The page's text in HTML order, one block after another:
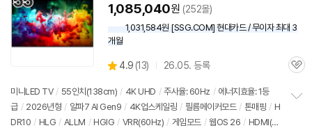
1,085,040원 (252몰)
1,031,584원 [SSG.COM] 현대카드 / 무이자 최대 3
개월
별
점
4.9 (상
리
뷰
13) 26.05. 등록
관
미니LED TV / 55인치 (138cm) / 4K UHD / 주사율: 60Hz / 에너지효율: 1등
급 / 2026년형 / 알파7 AI Gen9 / 4K업스케일링 / 필름메이커모드 / 톤매핑 / H
DR10 / HLG / ALLM / HGIG / VRR(60Hz) / 게임모드 / 웹OS 26 / HDMI(전